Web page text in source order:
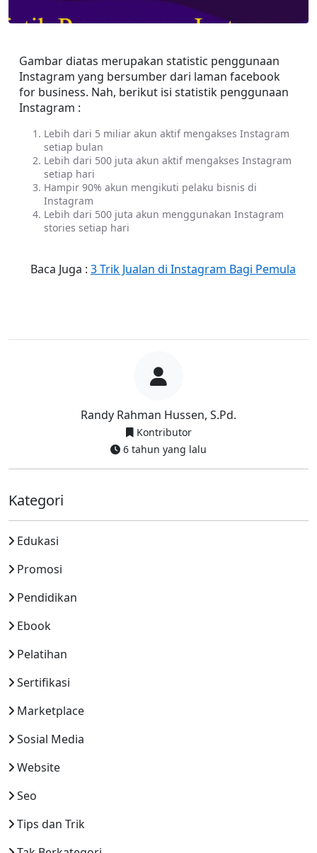
Randy Rahman Hussen, S.Pd.
Kontributor
6 tahun yang lalu
Gambar diatas merupakan statistic penggunaan
Instagram yang bersumber dari laman facebook
for business. Nah, berikut isi statistik penggunaan
Instagram :
Lebih dari 5 miliar akun aktif mengakses Instagram
setiap bulan
Lebih dari 500 juta akun aktif mengakses Instagram
setiap hari
Hampir 90% akun mengikuti pelaku bisnis di
Instagram
Lebih dari 500 juta akun menggunakan Instagram
stories setiap hari
	Baca Juga :
3 Trik Jualan di Instagram Bagi Pemula
Kategori
Edukasi
Promosi
Pendidikan
Ebook
Pelatihan
Sertifikasi
Marketplace
Sosial Media
Website
Seo
Tips dan Trik